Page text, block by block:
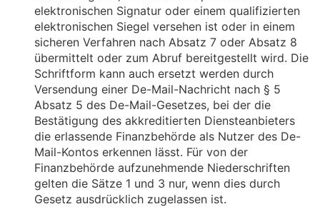
elektronischen Signatur oder einem qualifizierten
elektronischen Siegel versehen ist oder in einem
sicheren Verfahren nach Absatz 7 oder Absatz 8
übermittelt oder zum Abruf bereitgestellt wird. Die
Schriftform kann auch ersetzt werden durch
Versendung einer De-Mail-Nachricht nach § 5
Absatz 5 des De-Mail-Gesetzes, bei der die
Bestätigung des akkreditierten Diensteanbieters
die erlassende Finanzbehörde als Nutzer des De-
Mail-Kontos erkennen lässt. Für von der
Finanzbehörde aufzunehmende Niederschriften
gelten die Sätze 1 und 3 nur, wenn dies durch
Gesetz ausdrücklich zugelassen ist.